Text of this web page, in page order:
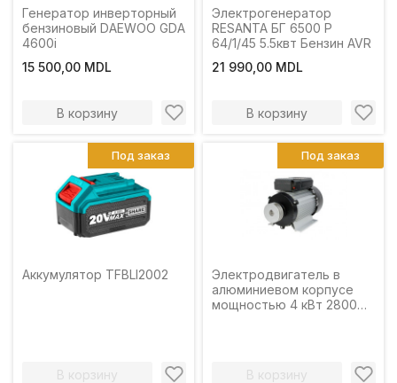
Генератор инверторный
бензиновый DAEWOO GDA
4600i
15 500,00 MDL
В корзину
Электрогенератор
RESANTA БГ 6500 Р
64/1/45 5.5квт Бензин AVR
21 990,00 MDL
В корзину
Аккумулятор TFBLI2002
В корзину
Под заказ
Электродвигатель в
алюминиевом корпусе
мощностью 4 кВт 2800
В корзину
Под заказ